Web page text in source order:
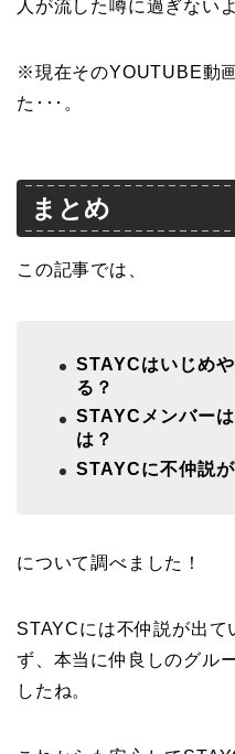
人が流した噂に過ぎない
※現在そのYOUTUBE動
た･･･。
まとめ
この記事では、
STAYCはいじめ
る？
STAYCメンバー
は？
STAYCに不仲説
について調べました！
STAYCには不仲説が出
ず、本当に仲良しのグル
したね。